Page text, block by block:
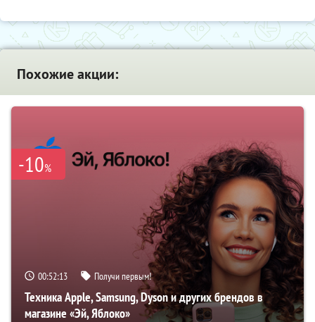
Похожие акции:
-10%
00:52:12 Получи первым!
Техника Apple, Samsung, Dyson и других брендов в
магазине «Эй, Яблоко»